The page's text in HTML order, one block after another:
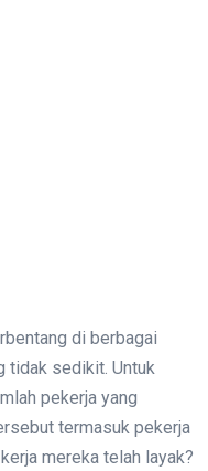
di berbagai
tidak sedikit. Untuk
pekerja yang
termasuk pekerja
mereka telah layak?